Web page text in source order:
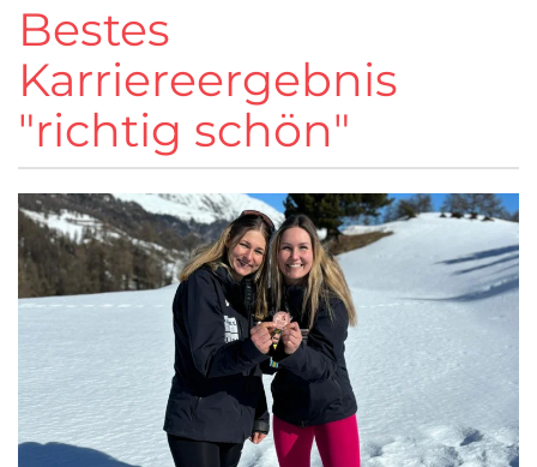
Bestes
Karriereergebnis
"richtig schön"